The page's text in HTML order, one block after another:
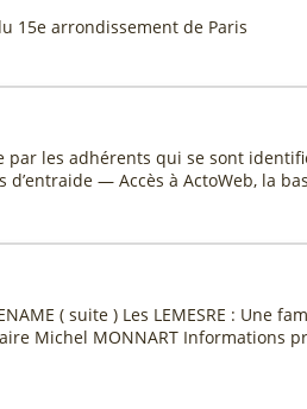
15e arrondissement de Paris
les adhérents qui se sont
— Accès à ActoWeb, la
( suite ) Les LEMESRE : Une
Michel MONNART